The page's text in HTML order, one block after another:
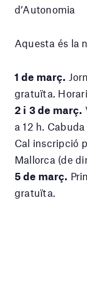
d’Autonomia
Aquesta és la
1 de març.
gratuïta.
2 i 3 de març.
a 12 h.
Cal inscripció
Mallorca (de
5 de març.
gratuïta.